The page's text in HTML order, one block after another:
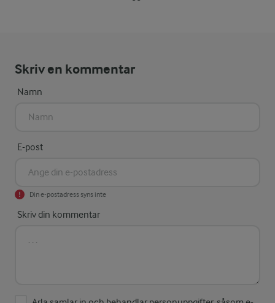
Skriv en kommentar
Namn
E-post
Din e-postadress syns inte
Skriv din kommentar